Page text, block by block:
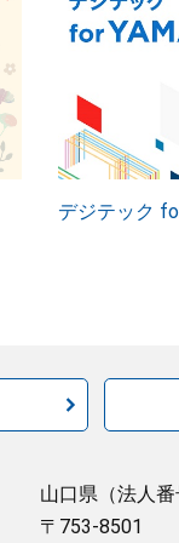
デジテック
山口県 （法人
〒753-8501